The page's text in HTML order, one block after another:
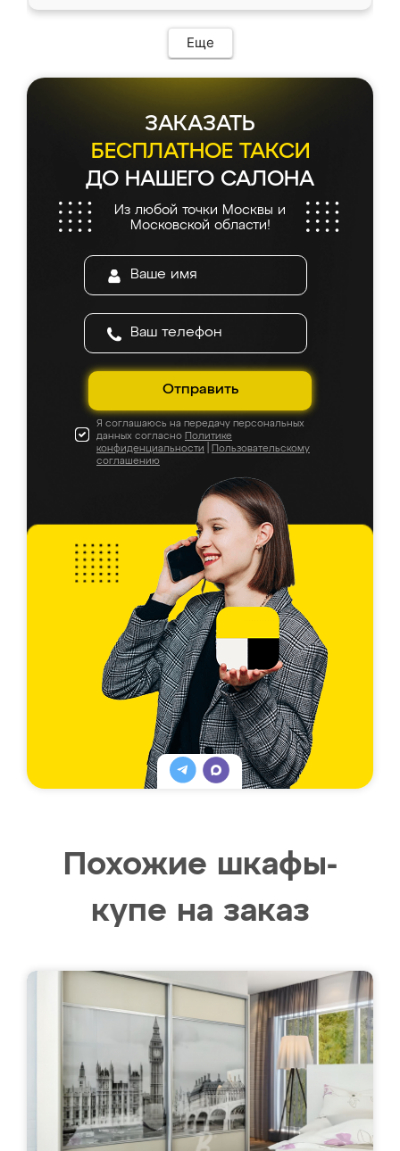
Еще
ЗАКАЗАТЬ
БЕСПЛАТНОЕ ТАКСИ
ДО НАШЕГО САЛОНА
Из любой точки Москвы и
Московской области!
Отправить
Я соглашаюсь на передачу персональных
данных согласно Политике
конфиденциальности
Пользовательскому
соглашению
Похожие шкафы-
купе на заказ